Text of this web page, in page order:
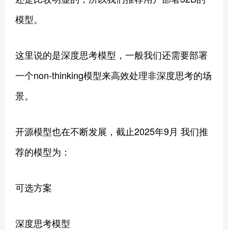
模型。
这里说的是深度思考模型，一般我们还需要部署
一个non-thinking模型来高效处理非深度思考的场
景。
开源模型也在不断发展，截止2025年9月 我们推
荐的模型为：
可选方案
深度思考模型